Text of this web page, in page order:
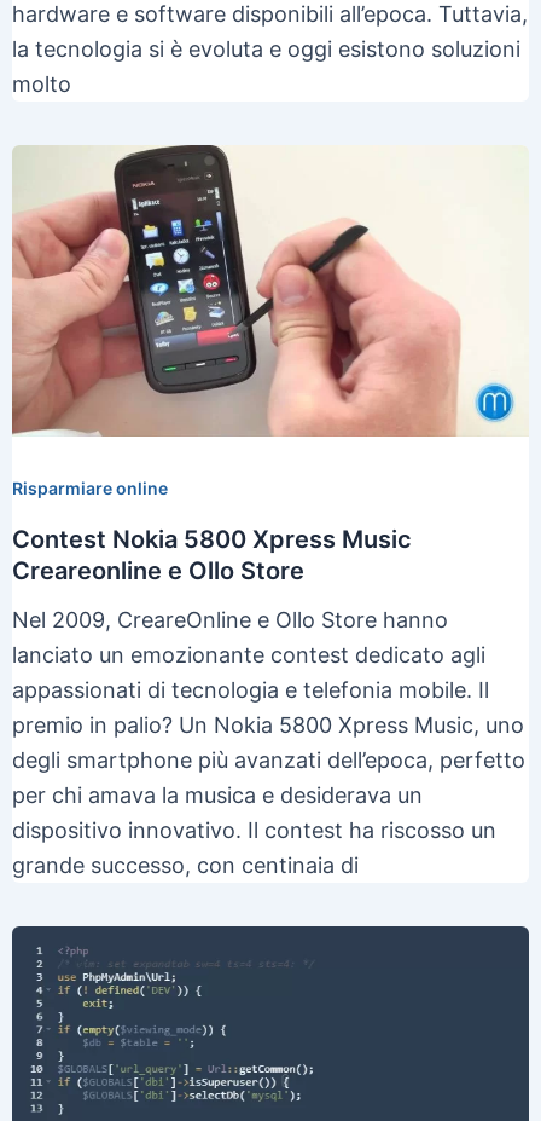
hardware e software disponibili all’epoca. Tuttavia,
la tecnologia si è evoluta e oggi esistono soluzioni
molto
Risparmiare online
Contest Nokia 5800 Xpress Music
Creareonline e Ollo Store
Nel 2009, CreareOnline e Ollo Store hanno
lanciato un emozionante contest dedicato agli
appassionati di tecnologia e telefonia mobile. Il
premio in palio? Un Nokia 5800 Xpress Music, uno
degli smartphone più avanzati dell’epoca, perfetto
per chi amava la musica e desiderava un
dispositivo innovativo. Il contest ha riscosso un
grande successo, con centinaia di